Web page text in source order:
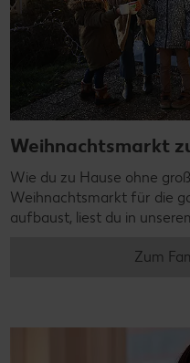
Weihnachtsmarkt
Wie du zu Hause ohne
Weihnachtsmarkt für die
aufbaust, liest du in
Zum